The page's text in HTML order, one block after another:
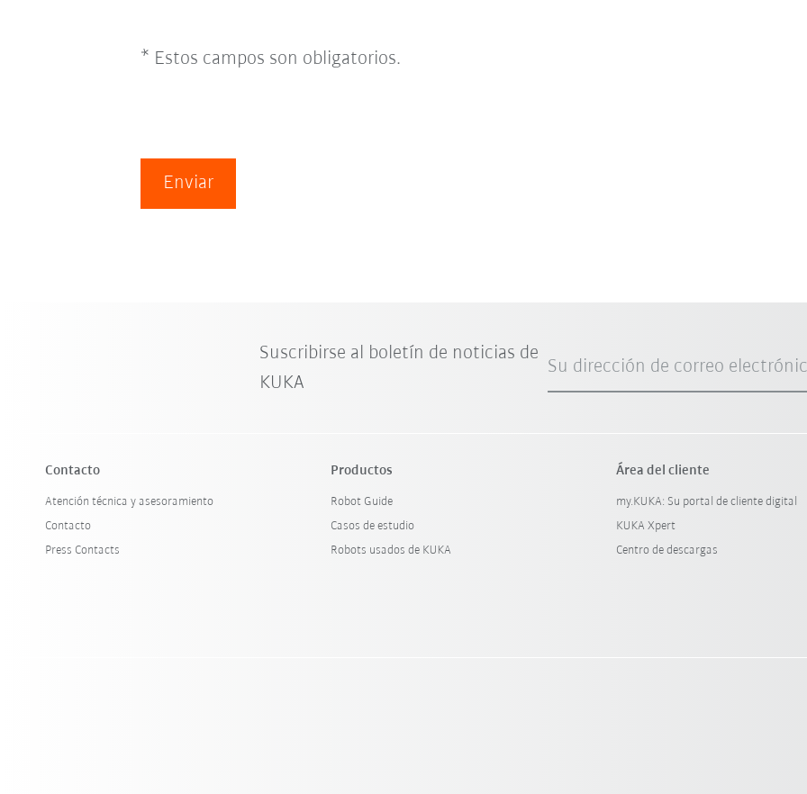
* Estos campos son obligatorios.
Enviar
Suscribirse al boletín de noticias de
KUKA
Su dirección de correo
Contacto
Atención técnica y asesoramiento
Contacto
Press Contacts
Productos
Robot Guide
Casos de estudio
Robots usados de KUKA
Área del cliente
my.KUKA: Su portal de cliente digital
KUKA Xpert
Centro de descargas